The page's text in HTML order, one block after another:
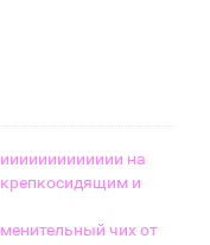
на
и
чих от